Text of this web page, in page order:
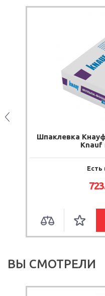
Шпаклевка
Есть
ВЫ СМОТРЕЛИ